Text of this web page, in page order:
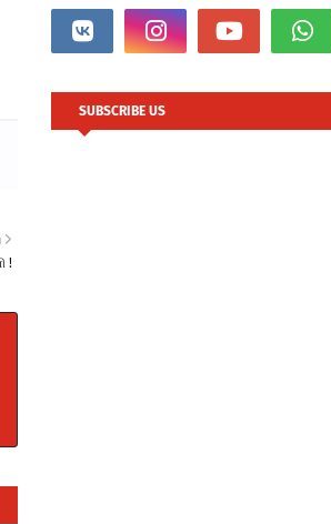
!
SUBSCRIBE US